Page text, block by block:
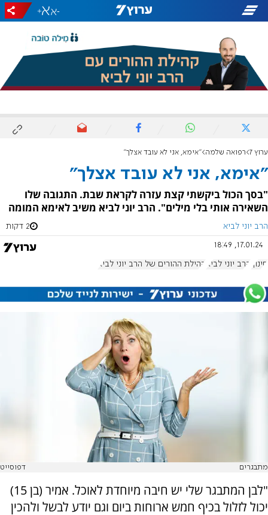
-
+
ערוץ 7 רפואה שלמה "אימא, אני לא עובד אצלך"
"אימא, אני לא עובד אצלך"
"בסך הכול ביקשתי קצת עזרה לקראת שבת. התגובה שלו
השאירה אותי בלי מילים". הרב יוני לביא משיב לאימא המומה
הרב יוני לביא 2 דקות
17.01.24, 18:49
חינוך הרב יוני לביא קהילת ההורים של הרב יוני לביא
מתבגרים דפוסייט
"לבן המתבגר שלי יש חיבה מיוחדת לאוכל. אמיר (בן 15)
יכול לזלול בכיף חמש ארוחות ביום וגם יודע לבשל ולהכין